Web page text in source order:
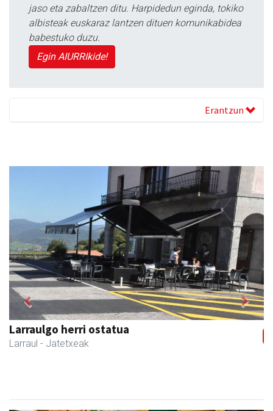
jaso eta zabaltzen ditu. Harpidedun eginda, tokiko
albisteak euskaraz lantzen dituen komunikabidea
babestuko duzu.
Egin AIURRIkide!
Erantzun
Amonarriz iturgintza S. L.
Larraul - Iturgintza
Previous Next